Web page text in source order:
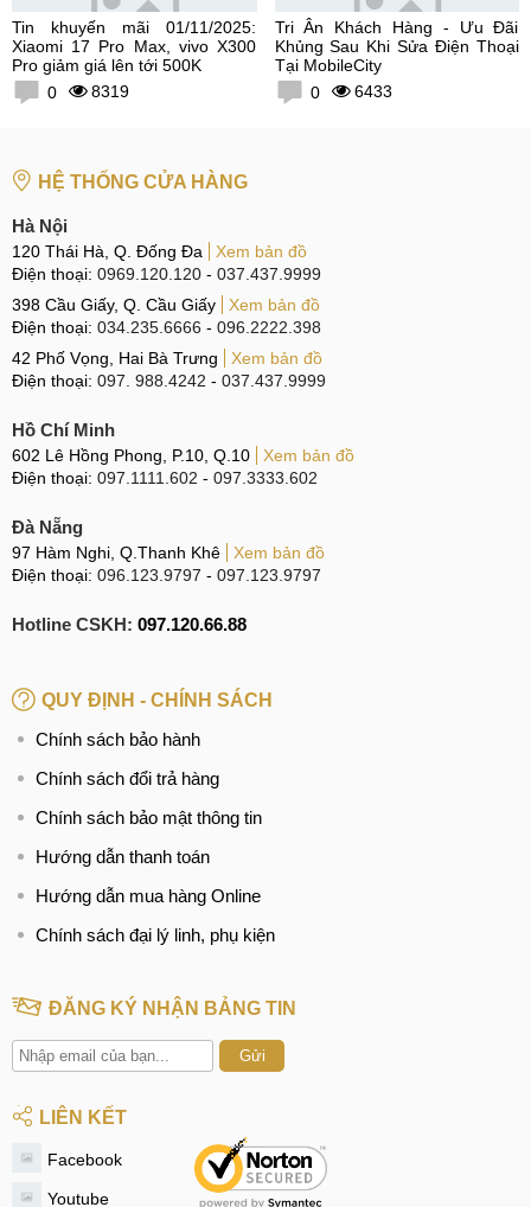
Tin khuyến mãi 01/11/2025:
Xiaomi 17 Pro Max, vivo X300
Pro giảm giá lên tới 500K
0
8319
Tri Ân Khách Hàng - Ưu Đãi
Khủng Sau Khi Sửa Điện Thoại
Tại MobileCity
0
6433
HỆ THỐNG CỬA HÀNG
Hà Nội
120 Thái Hà, Q. Đống Đa
Xem bản đồ
Điện thoại: 0969.120.120 - 037.437.9999
398 Cầu Giấy, Q. Cầu Giấy
Xem bản đồ
Điện thoại: 034.235.6666 - 096.2222.398
42 Phố Vọng, Hai Bà Trưng
Xem bản đồ
Điện thoại: 097. 988.4242 - 037.437.9999
Hồ Chí Minh
602 Lê Hồng Phong, P.10, Q.10
Xem bản đồ
Điện thoại: 097.1111.602 - 097.3333.602
Đà Nẵng
97 Hàm Nghi, Q.Thanh Khê
Xem bản đồ
Điện thoại: 096.123.9797 - 097.123.9797
Hotline CSKH: 097.120.66.88
QUY ĐỊNH - CHÍNH SÁCH
Chính sách bảo hành
Chính sách đổi trả hàng
Chính sách bảo mật thông tin
Hướng dẫn thanh toán
Hướng dẫn mua hàng Online
Chính sách đại lý linh, phụ kiện
ĐĂNG KÝ NHẬN BẢNG TIN
Gửi
LIÊN KẾT
Facebook
Youtube